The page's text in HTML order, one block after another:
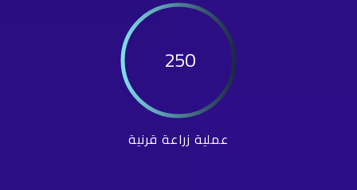
250
عملية زراعة قرنية